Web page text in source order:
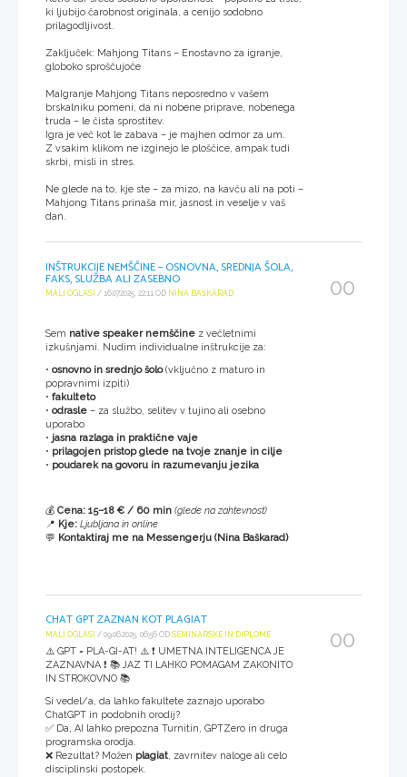
ki ljubijo čarobnost originala, a cenijo sodobno
prilagodljivost.
Zaključek: Mahjong Titans – Enostavno za igranje,
globoko sproščujoče
MaIgranje Mahjong Titans neposredno v vašem
brskalniku pomeni, da ni nobene priprave, nobenega
truda – le čista sprostitev.
Igra je več kot le zabava – je majhen odmor za um.
Z vsakim klikom ne izginejo le ploščice, ampak tudi
skrbi, misli in stres.
Ne glede na to, kje ste – za mizo, na kavču ali na poti –
Mahjong Titans prinaša mir, jasnost in veselje v vaš
dan.
INŠTRUKCIJE NEMŠČINE – OSNOVNA, SREDNJA ŠOLA,
FAKS, SLUŽBA ALI ZASEBNO
MALI OGLASI / 16.07.2025, 22:11 OD NINA BAŠKARAD
Sem native speaker nemščine z večletnimi
izkušnjami. Nudim individualne inštrukcije za:
• osnovno in srednjo šolo(vključno z maturo in
popravnimi izpiti)
• fakulteto
• odrasle – za službo, selitev v tujino ali osebno
uporabo
• jasna razlaga in praktične vaje
• prilagojen pristop glede na tvoje znanje in cilje
• poudarek na govoru in razumevanju jezika
💰 Cena: 15–18 € / 60 min (glede na zahtevnost)
📍 Kje: Ljubljana in online
💬 Kontaktiraj me na Messengerju (Nina Baškarad)
00
CHAT GPT ZAZNAN KOT PLAGIAT
MALI OGLASI / 09.06.2025, 06:56 OD SEMINARSKE IN DIPLOME
⚠️ GPT = PLA-GI-AT! ⚠️ ❗ UMETNA INTELIGENCA JE
ZAZNAVNA ❗ 📚 JAZ TI LAHKO POMAGAM ZAKONITO
IN STROKOVNO 📚
Si vedel/a, da lahko fakultete zaznajo uporabo
ChatGPT in podobnih orodij?
✅ Da, AI lahko prepozna Turnitin, GPTZero in druga
programska orodja.
❌ Rezultat? Možen plagiat, zavrnitev naloge ali celo
disciplinski postopek.
00